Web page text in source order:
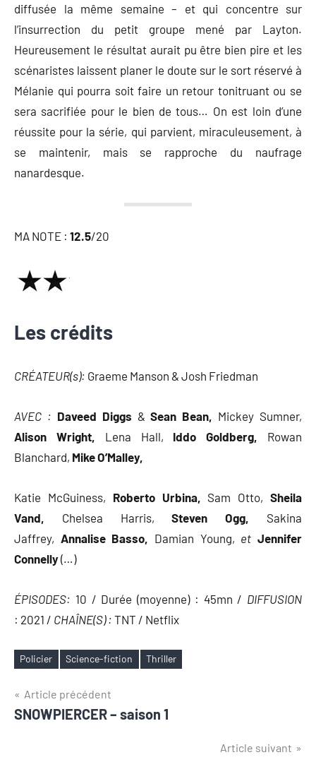
diffusée la même semaine – et qui concentre sur
l’insurrection du petit groupe mené par Layton.
Heureusement le résultat aurait pu être bien pire et les
scénaristes laissent planer le doute sur le sort réservé à
Mélanie qui pourra soit faire un retour tonitruant ou se
sera sacrifiée pour le bien de tous… On est loin d’une
réussite pour la série, qui parvient, miraculeusement, à
se maintenir, mais se rapproche du naufrage
nanardesque.
MA NOTE : 12.5/20
Les crédits
CRÉATEUR(s): Graeme Manson & Josh Friedman
AVEC : Daveed Diggs &Sean Bean, Mickey Sumner,
Alison Wright,
Lena Hall, Iddo Goldberg, Rowan
Blanchard, Mike O’Malley,
Katie McGuiness, Roberto Urbina, Sam Otto,Sheila
Vand, Chelsea Harris,Steven Ogg, Sakina
Jaffrey, Annalise Basso, Damian Young, etJennifer
Connelly(…)
ÉPISODES: 10 / Durée (moyenne) : 45mn / DIFFUSION
: 2021 / CHAÎNE(S) : TNT / Netflix
Étiquettes
Policier Science-fiction Thriller
Navigation
de
Article précédent
SNOWPIERCER – saison 1
Article suivant